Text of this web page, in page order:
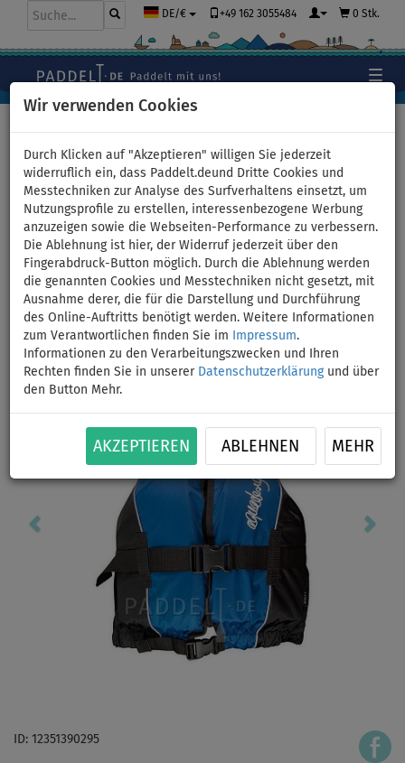
Wir verwenden Cookies
Durch Klicken auf "Akzeptieren" willigen Sie jederzeit
widerruflich ein, dass Paddelt.deund Dritte Cookies und
Messtechniken zur Analyse des Surfverhaltens einsetzt, um
Nutzungsprofile zu erstellen, interessenbezogene Werbung
anzuzeigen sowie die Webseiten-Performance zu verbessern.
Die Ablehnung ist hier, der Widerruf jederzeit über den
Fingerabdruck-Button möglich. Durch die Ablehnung werden
die genannten Cookies und Messtechniken nicht gesetzt, mit
Ausnahme derer, die für die Darstellung und Durchführung
des Online-Auftritts benötigt werden. Weitere Informationen
zum Verantwortlichen finden Sie im
Impressum.
Informationen zu den Verarbeitungszwecken und Ihren
Rechten finden Sie in unserer Datenschutzerklärungund über
den Button Mehr.
AKZEPTIEREN ABLEHNEN MEHR
DE/€ +49 162 3055484 0 Stk.
Aquadesign Centre Club -
Schwimmweste - Größe: S
Previous Next
ID: 12351390295